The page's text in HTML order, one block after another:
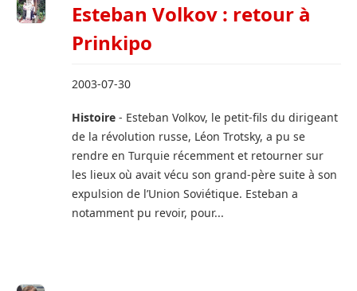
Esteban Volkov : retour à
Prinkipo
2003-07-30
Histoire - Esteban Volkov, le petit-fils du dirigeant
de la révolution russe, Léon Trotsky, a pu se
rendre en Turquie récemment et retourner sur
les lieux où avait vécu son grand-père suite à son
expulsion de l’Union Soviétique. Esteban a
notamment pu revoir, pour...